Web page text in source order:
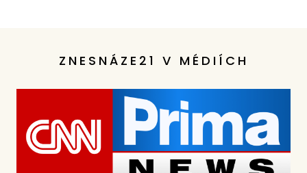
ZNESNÁZE21 V MÉDIÍCH